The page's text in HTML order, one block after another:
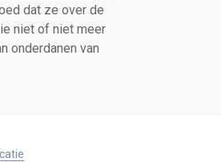
dat ze over de
niet of niet meer
onderdanen van